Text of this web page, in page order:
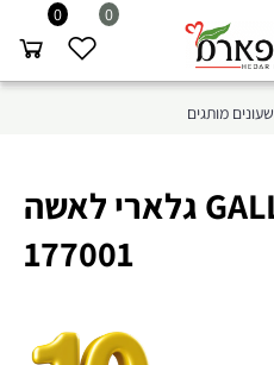
0 0
שעונים מותגים
שעון יד GALLERY גלארי לאשה
177001